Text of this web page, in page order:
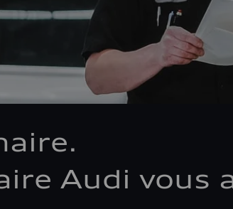
Audi vous